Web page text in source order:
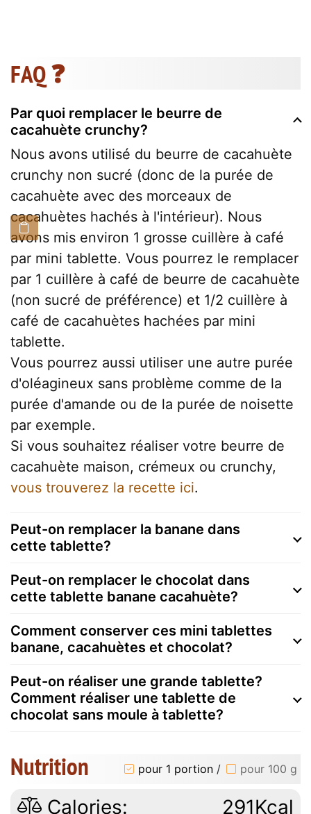
FAQ ❓
Par quoi remplacer le beurre de
cacahuète crunchy?
Nous avons utilisé du beurre de cacahuète
crunchy non sucré (donc de la purée de
cacahuète avec des morceaux de
cacahuètes hachés à l'intérieur). Nous
avons mis environ 1 grosse cuillère à café
par mini tablette. Vous pourrez le remplacer
par 1 cuillère à café de beurre de cacahuète
(non sucré de préférence) et 1/2 cuillère à
café de cacahuètes hachées par mini
tablette.
Vous pourrez aussi utiliser une autre purée
d'oléagineux sans problème comme de la
purée d'amande ou de la purée de noisette
par exemple.
Si vous souhaitez réaliser votre beurre de
cacahuète maison, crémeux ou crunchy,
vous trouverez la recette ici.
Peut-on remplacer la banane dans
cette tablette?
Peut-on remplacer le chocolat dans
cette tablette banane cacahuète?
Comment conserver ces mini tablettes
banane, cacahuètes et chocolat?
Peut-on réaliser une grande tablette?
Comment réaliser une tablette de
chocolat sans moule à tablette?
Nutrition pour 1 portion / pour 100 g
Calories: 291Kcal